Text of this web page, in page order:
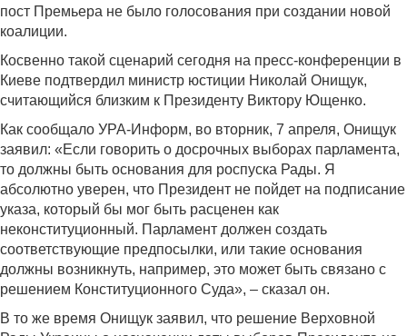
пост Премьера не было голосования при создании новой
коалиции.
Косвенно такой сценарий сегодня на пресс-конференции в
Киеве подтвердил министр юстиции Николай Онищук,
считающийся близким к Президенту Виктору Ющенко.
Как сообщало УРА-Информ, во вторник, 7 апреля, Онищук
заявил: «Если говорить о досрочных выборах парламента,
то должны быть основания для роспуска Рады. Я
абсолютно уверен, что Президент не пойдет на подписание
указа, который бы мог быть расценен как
неконституционный. Парламент должен создать
соответствующие предпосылки, или такие основания
должны возникнуть, например, это может быть связано с
решением Конституционного Суда», – сказал он.
В то же время Онищук заявил, что решение Верховной